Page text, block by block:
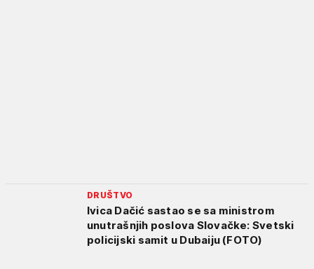
DRUŠTVO
Ivica Dačić sastao se sa ministrom
unutrašnjih poslova Slovačke: Svetski
policijski samit u Dubaiju (FOTO)